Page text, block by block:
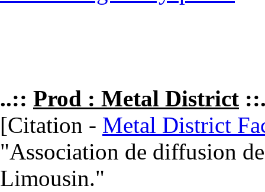
..:: Prod : Metal District
[Citation - Metal District
"Association de diffusion
Limousin."